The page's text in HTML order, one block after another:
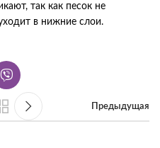
так как песок не
в нижние слои.
Предыдущая